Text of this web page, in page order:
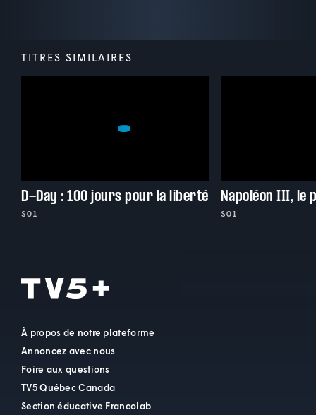
TITRES SIMILAIRES
D-Day : 100 jours pour la liberté
S01
Napoléon III, le
S01
À propos de notre plateforme
Annoncez avec nous
Foire aux questions
TV5 Québec Canada
Section éducative Francolab